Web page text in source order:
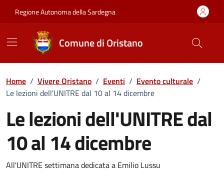
Regione Autonoma della Sardegna
Comune di Oristano
Home / Vivere Oristano / Eventi / Evento culturale /
Le lezioni dell'UNITRE dal 10 al 14 dicembre
Le lezioni dell'UNITRE dal
10 al 14 dicembre
Dettaglio dell'evento
All'UNITRE settimana dedicata a Emilio Lussu